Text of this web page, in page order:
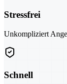
Stressfrei
Unkompliziert
Schnell